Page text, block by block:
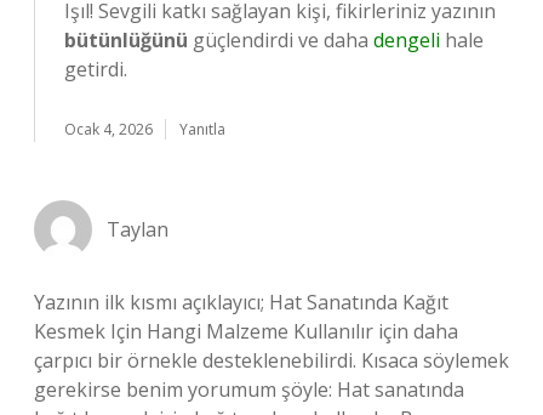
Işıl! Sevgili katkı sağlayan kişi, fikirleriniz yazının
bütünlüğünü güçlendirdi ve daha dengeli hale
getirdi.
Ocak 4, 2026 Yanıtla
Taylan
Yazının ilk kısmı açıklayıcı; Hat Sanatında Kağıt
Kesmek Için Hangi Malzeme Kullanılır için daha
çarpıcı bir örnekle desteklenebilirdi. Kısaca söylemek
gerekirse benim yorumum şöyle: Hat sanatında